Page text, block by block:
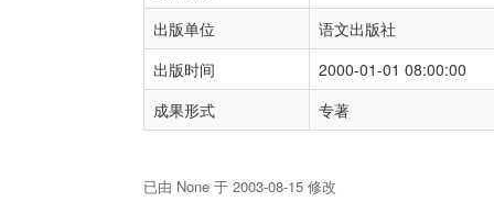
出版单位
语文出版社
出版时间
2000-01-01 08:00:00
成果形式
专著
已由 None 于 2003-08-15 修改